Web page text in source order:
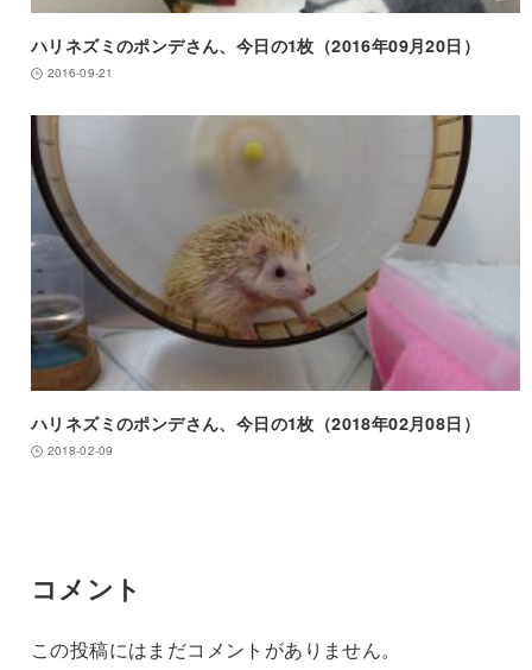
ハリネズミのポンデさん、今日の1枚（2016年09月20日）
2016-09-21
ハリネズミのポンデさん、今日の1枚（2018年02月08日）
2018-02-09
コメント
この投稿にはまだコメントがありません。